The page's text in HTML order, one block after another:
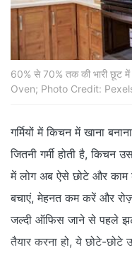
60% से 70% तक की भारी छूट
Oven; Photo Credit:
गर्मियों में किचन में खाना
जितनी गर्मी होती है, किचन
में लोग अब ऐसे छोटे और
बचाएं, मेहनत कम करें और
जल्दी ऑफिस जाने से पहले
तैयार करना हो, ये छोटे-छोटे